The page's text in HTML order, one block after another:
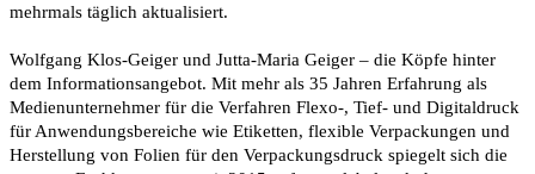
mehrmals täglich aktualisiert.
Wolfgang Klos-Geiger und Jutta-Maria Geiger – die Köpfe hinter
dem Informationsangebot. Mit mehr als 35 Jahren Erfahrung als
Medienunternehmer für die Verfahren Flexo-, Tief- und Digitaldruck
für Anwendungsbereiche wie Etiketten, flexible Verpackungen und
Herstellung von Folien für den Verpackungsdruck spiegelt sich die